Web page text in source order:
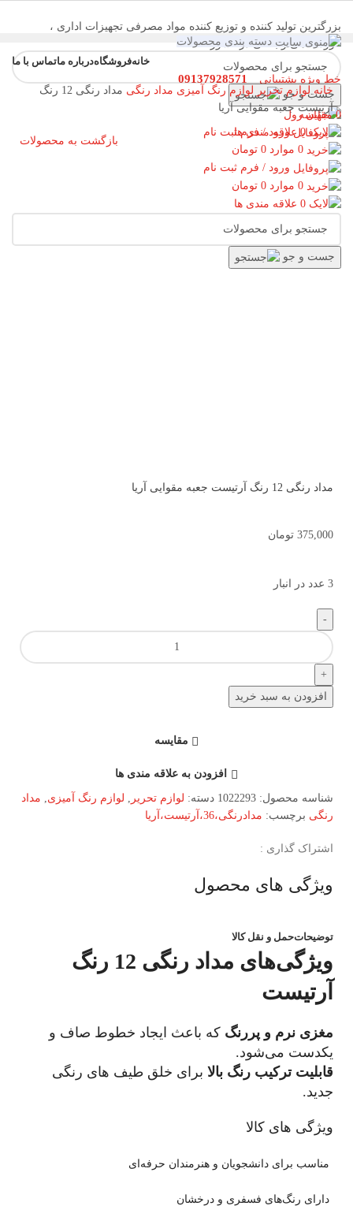
بزرگترین تولید کننده و توزیع کننده مواد مصرفی تجهیزات اداری ،
فروشگاهی و بانکی در کشور
خانهفروشگاهدرباره ماتماس با ما
خط ویژه پشتیبانی
09137928571
فهرست
ورود / فرم ثبت نام
دسته بندی محصولات
جست و جو
0 مقایسه
0 علاقه مندی ها
0 موارد 0 تومان
ورود / فرم ثبت نام
0 موارد 0 تومان
0 علاقه مندی ها
جست و جو
خانه لوازم تحریر لوازم رنگ آمیزی مداد رنگی
مداد رنگی 12 رنگ
آرتیست جعبه مقوایی آریا
بازگشت به محصولات
مداد رنگی 12 رنگ آرتیست جعبه مقوایی آریا
375,000 تومان
3 عدد در انبار
افزودن به سبد خرید
مقایسه
افزودن به علاقه مندی ها
شناسه محصول: 1022293 دسته: لوازم تحریر , لوازم رنگ آمیزی, مداد
رنگی برچسب: مدادرنگی،36،آرتیست،آریا
اشتراک گذاری :
ویژگی های محصول
توضیحاتحمل و نقل کالا
ویژگی‌های مداد رنگی 12 رنگ
آرتیست
مغزی نرم و پررنگ که باعث ایجاد خطوط صاف و
یکدست می‌شود.
قابلیت ترکیب رنگ بالا برای خلق طیف‌ های رنگی
جدید.
ویژگی های کالا
مناسب برای دانشجویان و هنرمندان حرفه‌ای
دارای رنگ‌های فسفری و درخشان